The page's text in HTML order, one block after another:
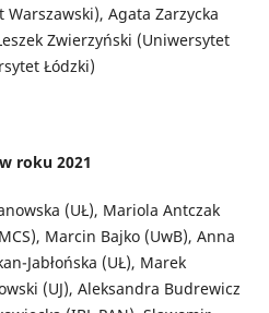
Agata Zarzycka
Zwierzyński (Uniwersytet
Łódzki)
roku 2021
(UŁ), Mariola Antczak
Marcin Bajko (UwB), Anna
Jabłońska (UŁ), Marek
(UJ), Aleksandra Budrewicz